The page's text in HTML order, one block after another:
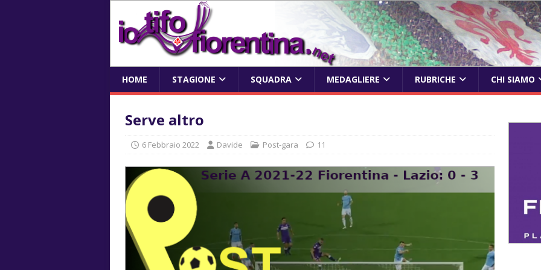
HOME STAGIONE SQUADRA MEDAGLIERE RUBRICHE CHI SIAMO
Serve altro
6 Febbraio 2022 Davide Post-gara 11